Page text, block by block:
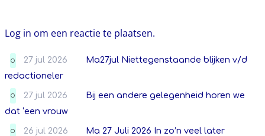
Log in om een reactie te plaatsen.
O 27 jul 2026
Ma27jul Niettegenstaande blijken v/d
redactioneler
O 27 jul 2026
Bij een andere gelegenheid horen we
dat ‘een vrouw
O 26 jul 2026
Ma 27 Juli 2026 In zo’n veel later